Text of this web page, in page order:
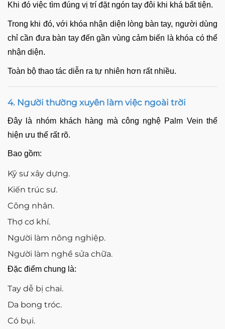
Khi đó việc tìm đúng vị trí đặt ngón tay đôi khi khá bất tiện.
Trong khi đó, với khóa nhận diện lòng bàn tay, người dùng
chỉ cần đưa bàn tay đến gần vùng cảm biến là khóa có thể
nhận diện.
Toàn bộ thao tác diễn ra tự nhiên hơn rất nhiều.
4. Người thường xuyên làm việc ngoài trời
Đây là nhóm khách hàng mà công nghệ Palm Vein thể
hiện ưu thế rất rõ.
Bao gồm:
Kỹ sư xây dựng.
Kiến trúc sư.
Công nhân.
Thợ cơ khí.
Người làm nông nghiệp.
Người làm nghề sửa chữa.
Đặc điểm chung là:
Tay dễ bị chai.
Da bong tróc.
Có bụi.